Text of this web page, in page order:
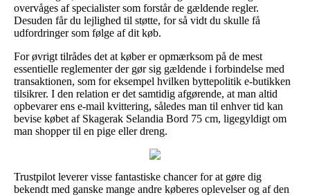
overvåges af specialister som forstår de gældende regler.
Desuden får du lejlighed til støtte, for så vidt du skulle få
udfordringer som følge af dit køb.
For øvrigt tilrådes det at køber er opmærksom på de mest
essentielle reglementer der gør sig gældende i forbindelse med
transaktionen, som for eksempel hvilken byttepolitik e-butikken
tilsikrer. I den relation er det samtidig afgørende, at man altid
opbevarer ens e-mail kvittering, således man til enhver tid kan
bevise købet af Skagerak Selandia Bord 75 cm, ligegyldigt om
man shopper til en pige eller dreng.
Trustpilot leverer visse fantastiske chancer for at gøre dig
bekendt med ganske mange andre køberes oplevelser og af den